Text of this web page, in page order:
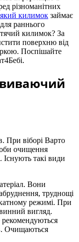
різноманітних
килимок займає
раннього
килимок? За
поверхню від
Поспішайте
При віборі Варто
очищення
Існують такі види
Вони
труднощі
режимі. При
вигляд.
рекомендуються
Очищаються